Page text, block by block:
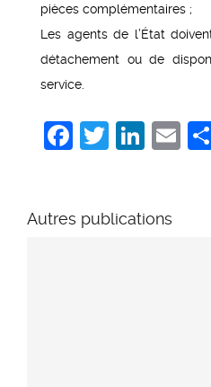
pièces complémentaires ;
Les agents de l’État
détachement ou de
service.
Facebook
Twitter
Autres publications